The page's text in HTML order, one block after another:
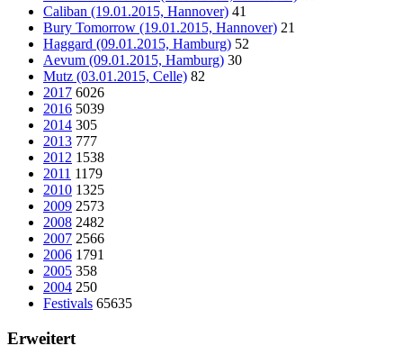
Caliban (19.01.2015, Hannover) 41
Bury Tomorrow (19.01.2015, Hannover) 21
Haggard (09.01.2015, Hamburg) 52
Aevum (09.01.2015, Hamburg) 30
Mutz (03.01.2015, Celle) 82
2017 6026
2016 5039
2014 305
2013 777
2012 1538
2011 1179
2010 1325
2009 2573
2008 2482
2007 2566
2006 1791
2005 358
2004 250
Festivals 65635
Erweitert